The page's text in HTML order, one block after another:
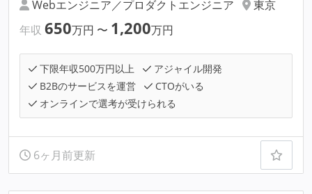
Webエンジニア／プロダクトエンジニア
東京
年収 650万円 〜 1,200万円
下限年収500万円以上
アジャイル開発
B2Bのサービスを運営
CTOがいる
オンラインで選考が受けられる
6ヶ月前更新